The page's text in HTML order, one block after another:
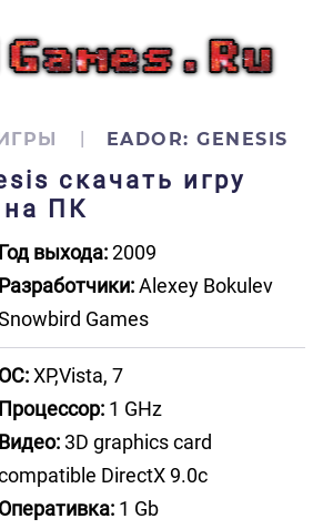
EADOR: GENESIS
скачать игру
на ПК
Год выхода:2009
Разработчики:Alexey Bokulev
Games
ОС:XP,Vista, 7
Процессор: 1 GHz
Видео: 3D graphics card
DirectX 9.0c
Оперативка: 1 Gb